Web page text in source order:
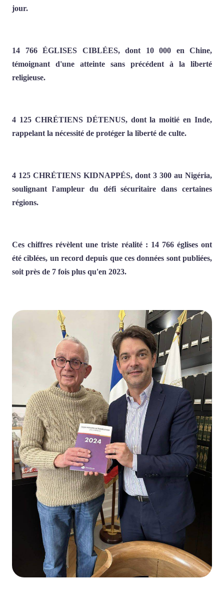
jour.
14 766 ÉGLISES CIBLÉES, dont 10 000 en Chine,
témoignant d'une atteinte sans précédent à la liberté
religieuse.
4 125 CHRÉTIENS DÉTENUS, dont la moitié en Inde,
rappelant la nécessité de protéger la liberté de culte.
4 125 CHRÉTIENS KIDNAPPÉS, dont 3 300 au Nigéria,
soulignant l'ampleur du défi sécuritaire dans certaines
régions.
Ces chiffres révèlent une triste réalité : 14 766 églises ont
été ciblées, un record depuis que ces données sont publiées,
soit près de 7 fois plus qu'en 2023.